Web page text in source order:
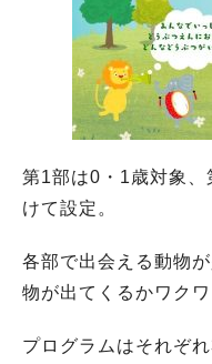
第1部は0・1歳対象
けて設定。
各部で出会える動物
物が出てくるかワクワ
プログラムはそれぞ